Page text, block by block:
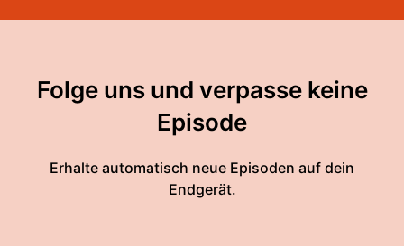
Folge uns und verpasse keine
Episode
Erhalte automatisch neue Episoden auf dein
Endgerät.